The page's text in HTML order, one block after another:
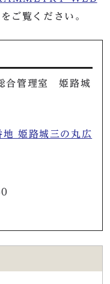
をご覧ください。
合管理室 姫路城
姫路城三の丸広